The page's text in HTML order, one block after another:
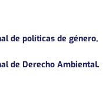
de políticas de género,
de Derecho AmbientaL